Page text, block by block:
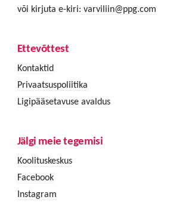
või kirjuta e-kiri: varviliin@ppg.com
Ettevõttest
Kontaktid
Privaatsuspoliitika
Ligipääsetavuse avaldus
Jälgi meie tegemisi
Koolituskeskus
Facebook
Instagram